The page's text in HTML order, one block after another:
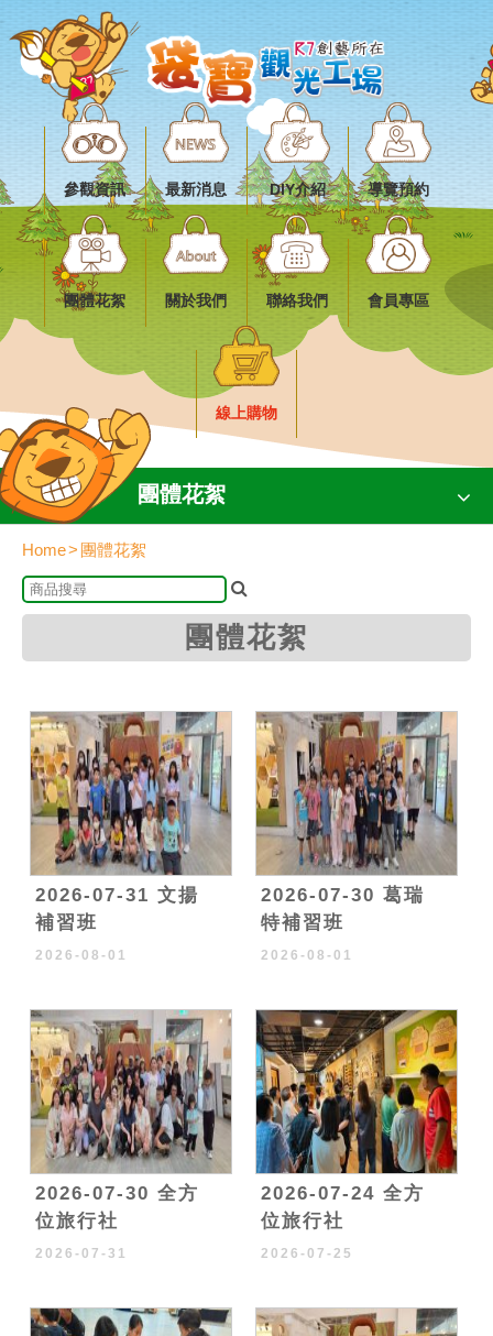
參觀資訊 最新消息 DIY介紹 導覽預約
團體花絮 關於我們 聯絡我們 會員專區
線上購物
團體花絮
Home 團體花絮
團體花絮
2026-07-31 文揚
補習班
2026-08-01
2026-07-30 葛瑞
特補習班
2026-08-01
2026-07-30 全方
位旅行社
2026-07-31
2026-07-24 全方
位旅行社
2026-07-25